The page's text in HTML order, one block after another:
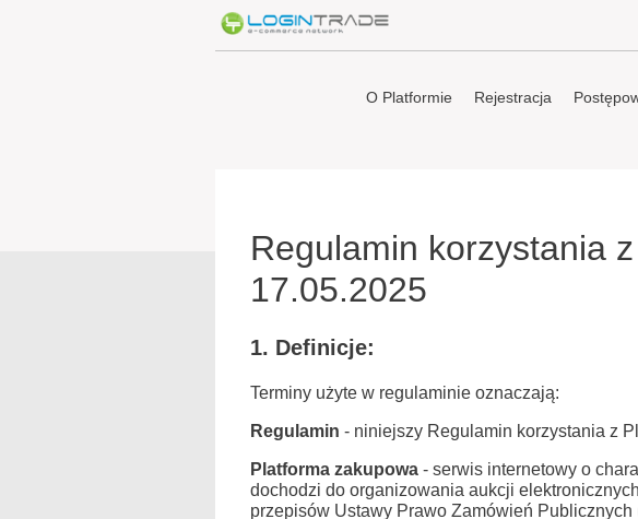
O Platformie Rejestracja
Regulamin korzystania
17.05.2025
1. Definicje:
Terminy użyte w regulaminie oznaczają:
Regulamin - niniejszy Regulamin korzystania z
Platforma zakupowa - serwis internetowy o
dochodzi do organizowania aukcji
przepisów Ustawy Prawo Zamówień Publicznych